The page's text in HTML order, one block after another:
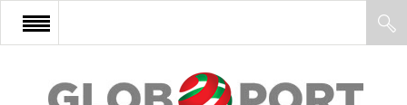
FŐOLDAL